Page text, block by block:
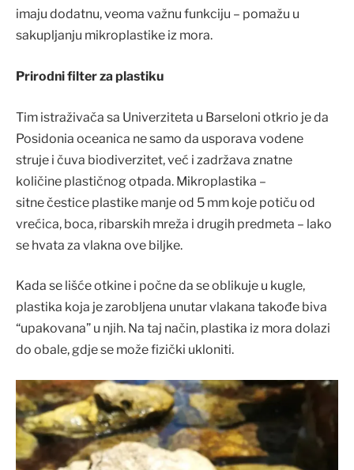
imaju dodatnu, veoma važnu funkciju – pomažu u
sakupljanju mikroplastike iz mora.
Prirodni filter za plastiku
Tim istraživača sa Univerziteta u Barseloni otkrio je da
Posidonia oceanica ne samo da usporava vodene
struje i čuva biodiverzitet, već i zadržava znatne
količine plastičnog otpada. Mikroplastika –
sitne čestice plastike manje od 5 mm koje potiču od
vrećica, boca, ribarskih mreža i drugih predmeta – lako
se hvata za vlakna ove biljke.
Kada se lišće otkine i počne da se oblikuje u kugle,
plastika koja je zarobljena unutar vlakana takođe biva
“upakovana” u njih. Na taj način, plastika iz mora dolazi
do obale, gdje se može fizički ukloniti.